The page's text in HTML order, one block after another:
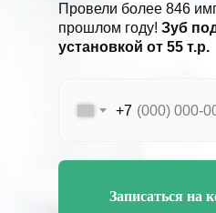
+7
Записаться на
Провели более 846
прошлом году! Зуб
установкой от 55 т.р.